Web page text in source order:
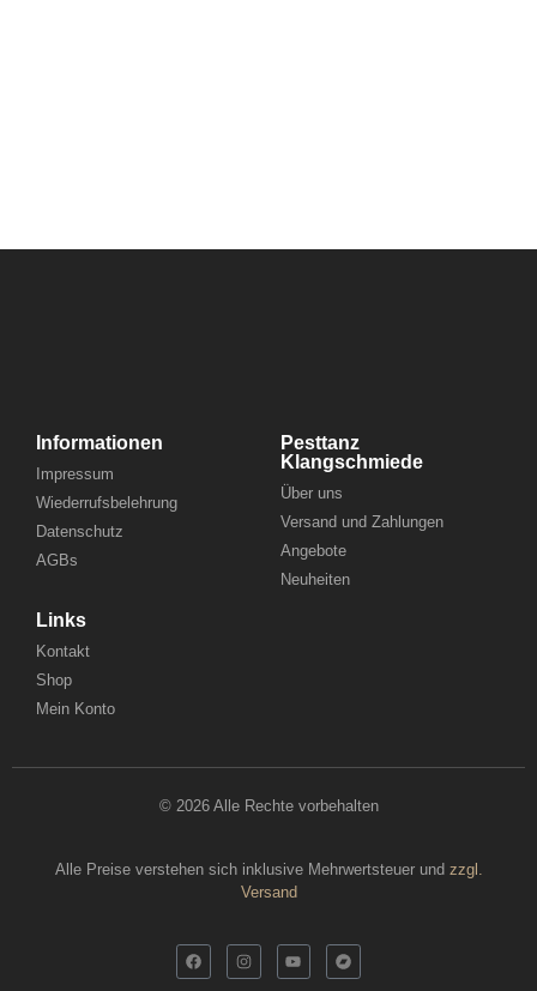
Informationen
Impressum
Wiederrufsbelehrung
Datenschutz
AGBs
Pesttanz
Klangschmiede
Über uns
Versand und Zahlungen
Angebote
Neuheiten
Links
Kontakt
Shop
Mein Konto
© 2026 Alle Rechte vorbehalten
Alle Preise verstehen sich inklusive Mehrwertsteuer und zzgl.
Versand